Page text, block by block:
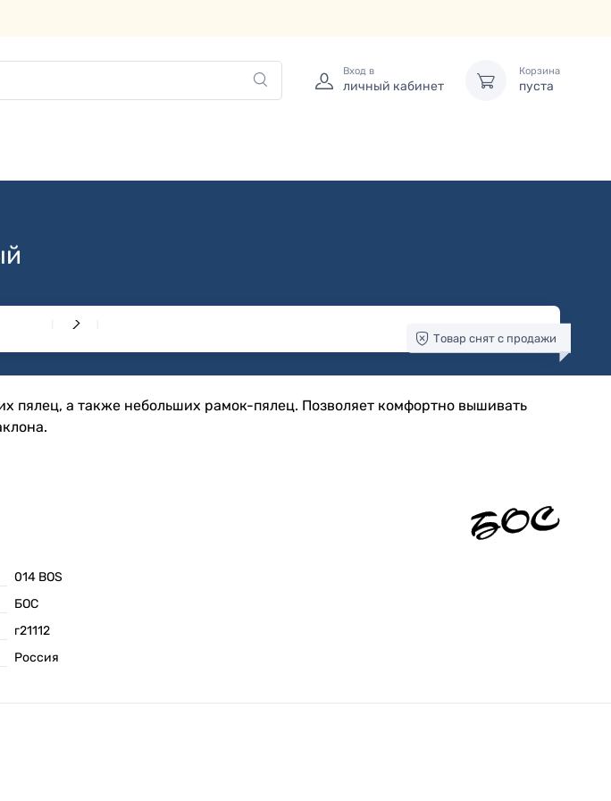
Вход в
личный кабинет
Корзина
пуста
Товар снят с продажи
пялец, а также небольших рамок-пялец. Позволяет комфортно вышивать
014 BOS
БОС
г21112
Россия